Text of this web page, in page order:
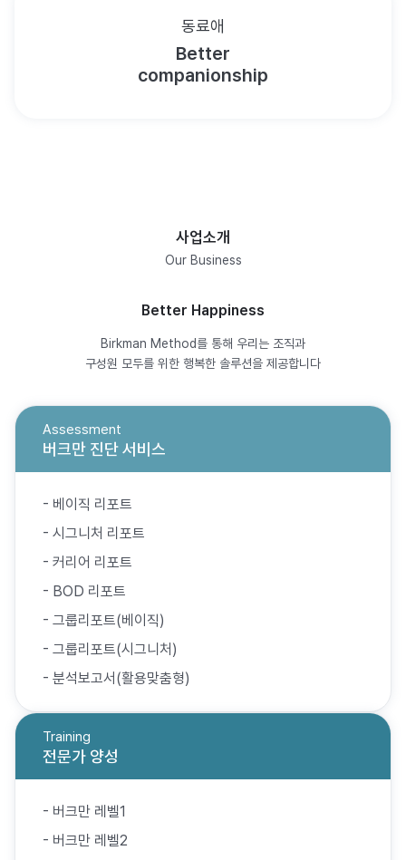
동료애
Better
companionship
사업소개
Our Business
Better Happiness
Birkman Method를 통해 우리는 조직과
구성원 모두를 위한 행복한 솔루션을 제공합니다
Assessment
버크만 진단 서비스
- 베이직 리포트
- 시그니처 리포트
- 커리어 리포트
- BOD 리포트
- 그룹리포트(베이직)
- 그룹리포트(시그니처)
- 분석보고서(활용맞춤형)
Training
전문가 양성
- 버크만 레벨1
- 버크만 레벨2